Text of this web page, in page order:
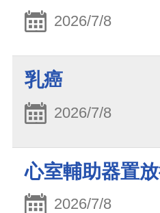
2026/7/8
乳癌
2026/7/8
心室輔助器置
2026/7/8